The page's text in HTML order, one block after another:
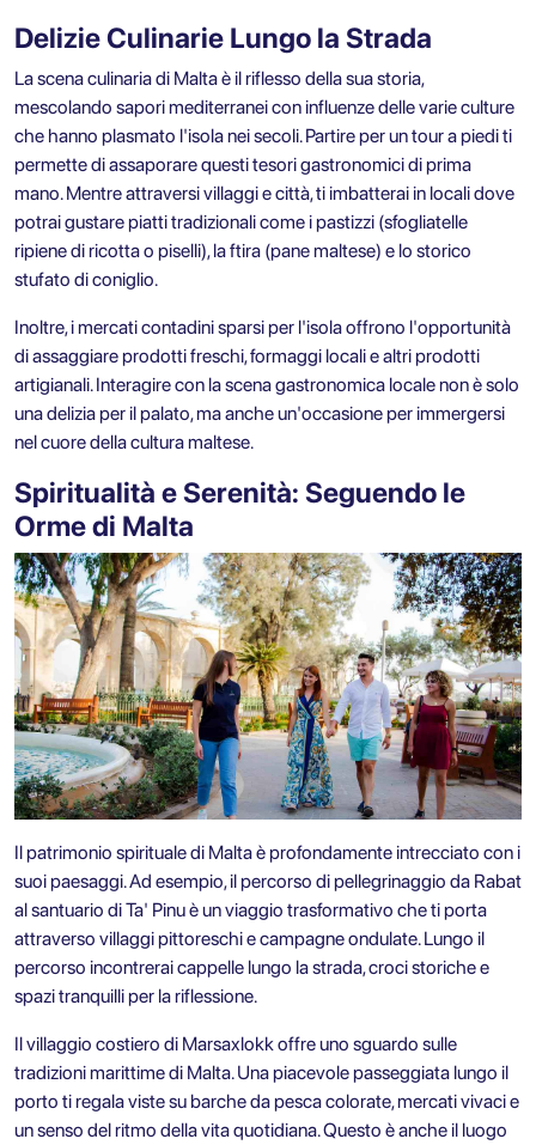
Delizie Culinarie Lungo la Strada
La scena culinaria di Malta è il riflesso della sua storia,
mescolando sapori mediterranei con influenze delle varie culture
che hanno plasmato l'isola nei secoli. Partire per un tour a piedi ti
permette di assaporare questi tesori gastronomici di prima
mano. Mentre attraversi villaggi e città, ti imbatterai in locali dove
potrai gustare piatti tradizionali come i pastizzi (sfogliatelle
ripiene di ricotta o piselli), la ftira (pane maltese) e lo storico
stufato di coniglio.
Inoltre, i mercati contadini sparsi per l'isola offrono l'opportunità
di assaggiare prodotti freschi, formaggi locali e altri prodotti
artigianali. Interagire con la scena gastronomica locale non è solo
una delizia per il palato, ma anche un'occasione per immergersi
nel cuore della cultura maltese.
Spiritualità e Serenità: Seguendo le
Orme di Malta
Il patrimonio spirituale di Malta è profondamente intrecciato con i
suoi paesaggi. Ad esempio, il percorso di pellegrinaggio da Rabat
al santuario di Ta' Pinu è un viaggio trasformativo che ti porta
attraverso villaggi pittoreschi e campagne ondulate. Lungo il
percorso incontrerai cappelle lungo la strada, croci storiche e
spazi tranquilli per la riflessione.
Il villaggio costiero di Marsaxlokk offre uno sguardo sulle
tradizioni marittime di Malta. Una piacevole passeggiata lungo il
porto ti regala viste su barche da pesca colorate, mercati vivaci e
un senso del ritmo della vita quotidiana. Questo è anche il luogo